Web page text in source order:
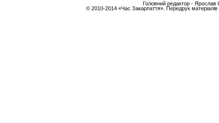
Головний редактор - Ярослав
© 2010-2014 «Час Закарпаття». Передрук